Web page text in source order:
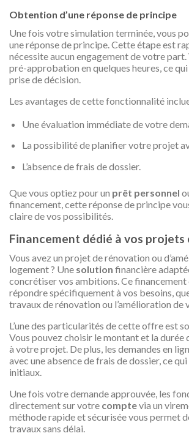
Obtention d’une réponse de principe
Une fois votre simulation terminée, vous
une réponse de principe. Cette étape est
nécessite aucun engagement de votre part.
pré-approbation en quelques heures, ce
prise de décision.
Les avantages de cette fonctionnalité
Une évaluation immédiate de votre
La possibilité de planifier votre projet
L’absence de frais de dossier.
Que vous optiez pour un prêt personnel
financement, cette réponse de principe
claire de vos possibilités.
Financement dédié à vos
Vous avez un projet de rénovation ou
logement ? Une solution financière
concrétiser vos ambitions. Ce financement
répondre spécifiquement à vos besoins,
travaux de rénovation ou l’amélioration de
L’une des particularités de cette offre est
Vous pouvez choisir le montant et la durée
à votre projet. De plus, les demandes en
avec une absence de frais de dossier, ce
initiaux.
Une fois votre demande approuvée, les
directement sur votre comptevia un
méthode rapide et sécurisée vous permet
travaux sans délai.